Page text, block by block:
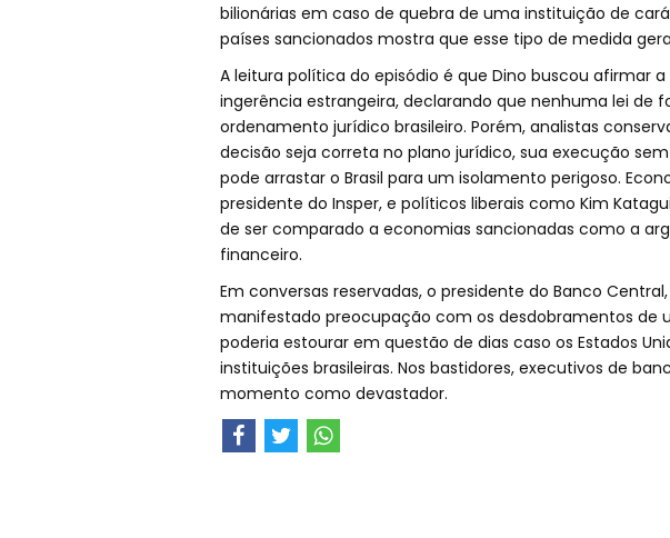
bilionárias em caso de quebra de uma instituição de
países sancionados mostra que esse tipo de medida
A leitura política do episódio é que Dino buscou afirmar
ingerência estrangeira, declarando que nenhuma lei de
ordenamento jurídico brasileiro. Porém, analistas
decisão seja correta no plano jurídico, sua execução
pode arrastar o Brasil para um isolamento perigoso.
presidente do Insper, e políticos liberais como Kim
de ser comparado a economias sancionadas como a
financeiro.
Em conversas reservadas, o presidente do Banco
manifestado preocupação com os desdobramentos de
poderia estourar em questão de dias caso os Estados
instituições brasileiras. Nos bastidores, executivos de
momento como devastador.